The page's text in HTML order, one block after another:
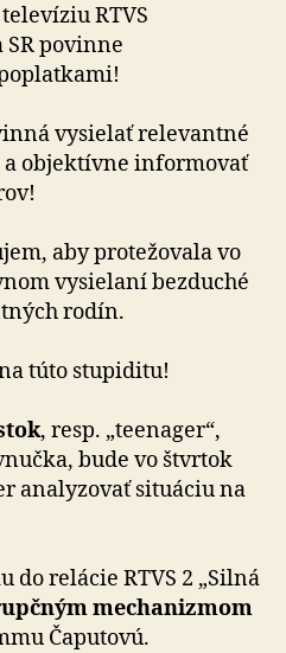
RTVS
povinne
vysielať relevantné
a objektívne informovať
aby protežovala vo
vysielaní bezduché
rodín.
túto stupiditu!
, resp. „teenager“,
bude vo štvrtok
analyzovať situáciu na
do relácie RTVS 2 „Silná
mechanizmom
Čaputovú.